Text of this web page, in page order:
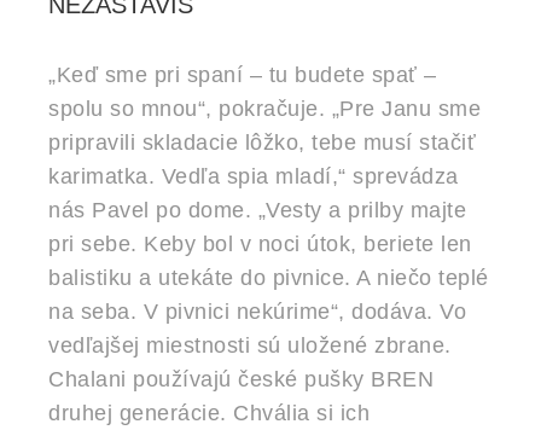
„Keď sme pri spaní – tu budete spať –
spolu so mnou“, pokračuje. „Pre Janu sme
pripravili skladacie lôžko, tebe musí stačiť
karimatka. Vedľa spia mladí,“ sprevádza
nás Pavel po dome. „Vesty a prilby majte
pri sebe. Keby bol v noci útok, beriete len
balistiku a utekáte do pivnice. A niečo teplé
na seba. V pivnici nekúrime“, dodáva. Vo
vedľajšej miestnosti sú uložené zbrane.
Chalani používajú české pušky BREN
druhej generácie. Chvália si ich